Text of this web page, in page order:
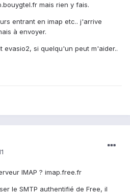
mais rien y fais.
entrant en imap etc.. j'arrive
à envoyer.
evasio2, si quelqu'un peut m'aider..
IMAP ? imap.free.fr
le SMTP authentifié de Free, il